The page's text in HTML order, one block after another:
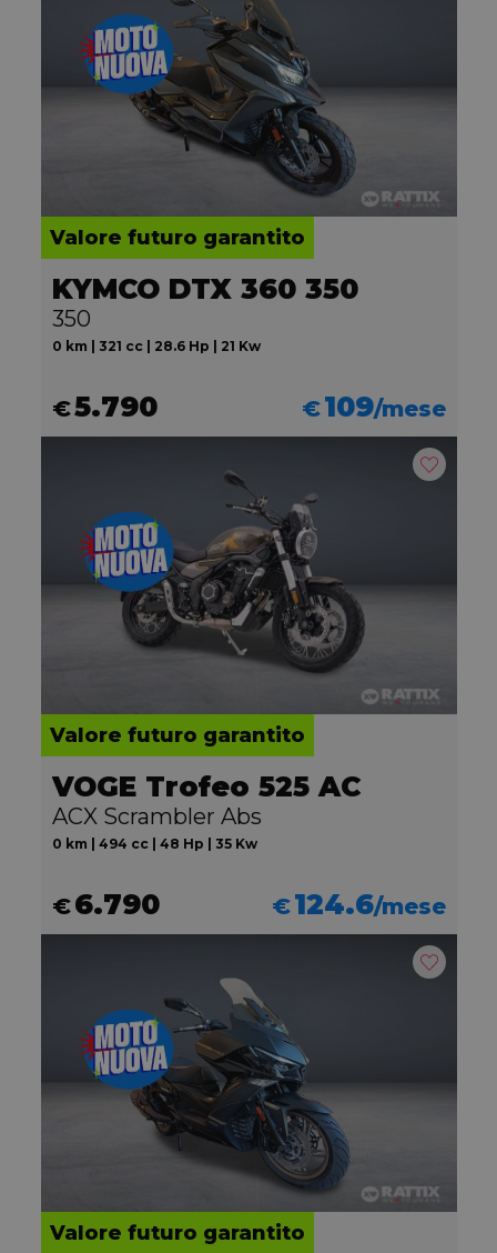
Valore futuro garantito
KYMCO DTX 360 350
350
0 km | 321 cc | 28.6 Hp | 21 Kw
€5.790 €109/mese
Valore futuro garantito
VOGE Trofeo 525 AC
ACX Scrambler Abs
0 km | 494 cc | 48 Hp | 35 Kw
€6.790 €124.6/mese
Valore futuro garantito